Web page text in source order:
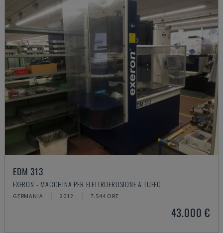
EDM 313
EXERON - MACCHINA PER ELETTROEROSIONE A TUFFO
GERMANIA 2012 7.544 ORE
43.000 €